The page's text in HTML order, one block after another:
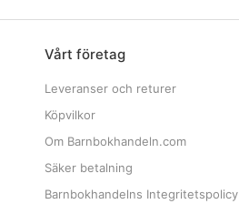
Vårt företag
Leveranser och returer
Köpvilkor
Om Barnbokhandeln.com
Säker betalning
Barnbokhandelns Integritetspolicy